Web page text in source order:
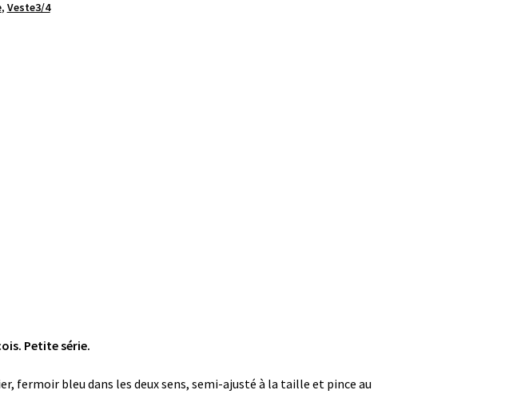
, Veste3/4
Petite série.
fermoir bleu dans les deux sens, semi-ajusté à la taille et pince au